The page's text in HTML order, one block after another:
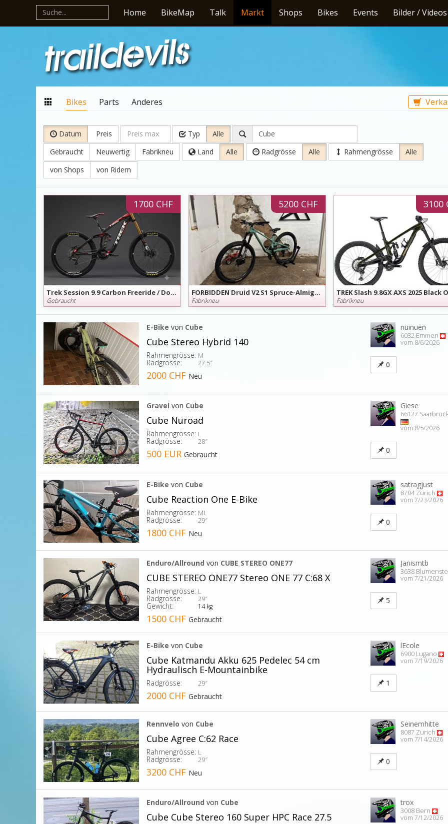
Home BikeMap Talk Markt Shops Bikes Events Bilder / Videos
Bikes Parts Anderes
Datum Preis Typ
Alle
Gebraucht
Neuwertig Fabrikneu Land Alle Radgrösse Alle Rahmengrösse
Alle
von Shops
von Ridern
1700 CHF
Trek Session 9.9 Carbon Freeride / Downhillbike Session 9.9 Carbon - nur 14.5 kg - Grösse S
Gebraucht
5200 CHF
FORBIDDEN Druid V2 S1 Spruce-Almigthy
Fabrikneu
3100
Fabrikneu
E-Bike von Cube
Cube Stereo Hybrid 140
Rahmengrösse: M
Radgrösse: 27.5″
2000 CHF Neu
nuinuen
6032 Emmen
vom 8/6/2026
0
Gravel von Cube
Cube Nuroad
Rahmengrösse: L
Radgrösse: 28″
500 EURGebraucht
Giese
66127
vom 8/5/2026
0
E-Bike von Cube
Cube Reaction One E-Bike
Rahmengrösse: ML
Radgrösse: 29″
1800 CHF Neu
satragjust
8704 Zurich
vom 7/23/2026
0
Enduro/Allround von CUBE STEREO ONE77
CUBE STEREO ONE77 Stereo ONE 77 C:68 X
Rahmengrösse: L
Radgrösse: 29″
Gewicht: 14 kg
1500 CHFGebraucht
Janismtb
3638
vom 7/21/2026
5
E-Bike von Cube
Cube Katmandu Akku 625 Pedelec 54 cm
Hydraulisch E-Mountainbike
Radgrösse: 29″
2000 CHFGebraucht
lEcole
6900 Lugano
vom 7/19/2026
1
Rennvelo von Cube
Cube Agree C:62 Race
Rahmengrösse: L
Radgrösse: 29″
3200 CHF Neu
Seinemhitte
8087 Zurich
vom 7/14/2026
0
Enduro/Allround von Cube
Cube Cube Stereo 160 Super HPC Race 27.5
trox
3008 Bern
vom 7/12/2026